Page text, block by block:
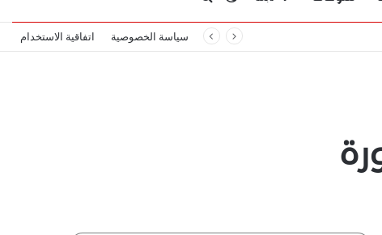
عنالمظلم
سياسة الخصوصية اتفاقية الاستخدام